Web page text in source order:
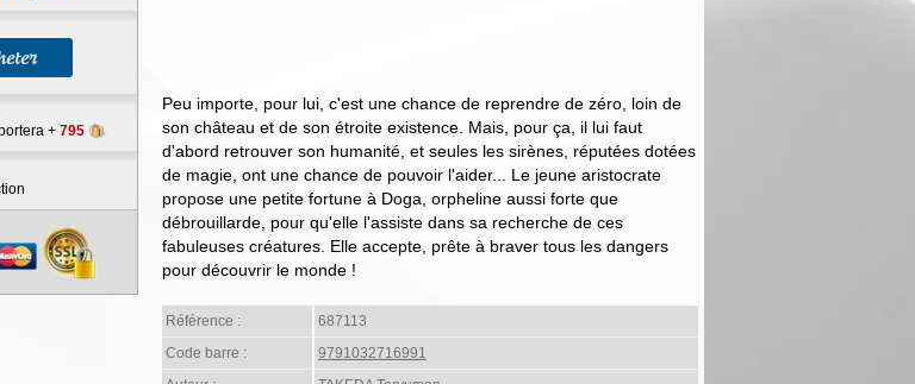
+ 795
Peu importe, pour lui, c'est une chance de reprendre de zéro, loin de
son château et de son étroite existence. Mais, pour ça, il lui faut
d'abord retrouver son humanité, et seules les sirènes, réputées dotées
de magie, ont une chance de pouvoir l'aider... Le jeune aristocrate
propose une petite fortune à Doga, orpheline aussi forte que
débrouillarde, pour qu'elle l'assiste dans sa recherche de ces
fabuleuses créatures. Elle accepte, prête à braver tous les dangers
pour découvrir le monde !
Référence :
687113
Code barre :
9791032716991